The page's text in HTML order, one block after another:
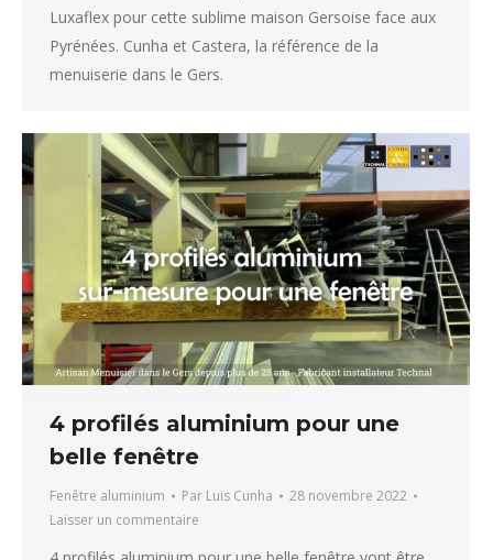
Luxaflex pour cette sublime maison Gersoise face aux
Pyrénées. Cunha et Castera, la référence de la
menuiserie dans le Gers.
4 profilés aluminium pour une
belle fenêtre
Fenêtre aluminium Par Luis Cunha
28 novembre 2022
Laisser un commentaire